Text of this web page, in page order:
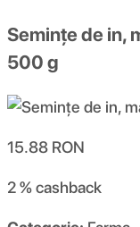
Semințe de in,
500 g
15.88 RON
2 %cashback